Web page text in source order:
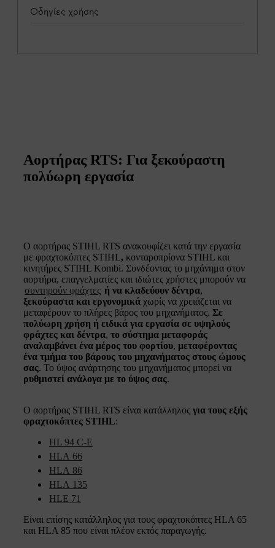
Οδηγίες χρήσης
Αορτήρας RTS: Για ξεκούραστη
πολύωρη εργασία
Ο αορτήρας STIHL RTS ανακουφίζει κατά την εργασία
με φραχτοκόπτες STIHL, κονταροπρίονα STIHL και
κινητήρες STIHL Kombi. Συνδέοντας το μηχάνημα στον
αορτήρα, επαγγελματίες και ιδιώτες χρήστες μπορούν να
συντηρούν φράχτες ή να κλαδεύουν δέντρα,
ξεκούραστα και εργονομικά χωρίς να χρειάζεται να
μεταφέρουν το πλήρες βάρος του μηχανήματος. Σε
πολύωρη χρήση ή ειδικά για εργασία σε υψηλούς
φράχτες και δέντρα, το σύστημα μεταφοράς
αναλαμβάνει ένα μέρος του φορτίου, μεταφέροντας
ένα τμήμα του βάρους του μηχανήματος στους ώμους
σας. Το ύψος ανάρτησης του μηχανήματος μπορεί να
ρυθμιστεί ανάλογα με το ύψος σας.
Ο αορτήρας STIHL RTS είναι κατάλληλος για τους εξής
φραχτοκόπτες STIHL:
HL 94 C-E
HLA 66
HLA 86
HLA 135
HLE 71
Είναι επίσης κατάλληλος για τους φραχτοκόπτες HLA 65
και HLA 85 που είναι πλέον εκτός παραγωγής.